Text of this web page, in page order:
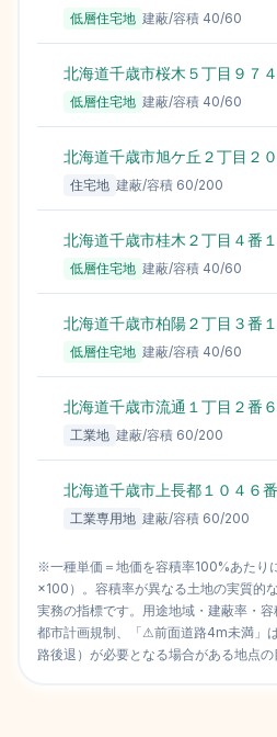
低層住宅地 建蔽/容積 40/60
北海道千歳市桜木５丁目９７
低層住宅地 建蔽/容積 40/60
北海道千歳市旭ケ丘２丁目２
住宅地 建蔽/容積 60/200
北海道千歳市桂木２丁目４番
低層住宅地 建蔽/容積 40/60
北海道千歳市柏陽２丁目３番１
低層住宅地 建蔽/容積 40/60
北海道千歳市流通１丁目２番６
工業地 建蔽/容積 60/200
北海道千歳市上長都１０４６
工業専用地 建蔽/容積 60/200
※一種単価＝地価を容積率100%あたり
×100）。容積率が異なる土地の実質的
実務の指標です。用途地域・建蔽率・
都市計画規制、「⚠前面道路4m未満」
路後退）が必要となる場合がある地点の